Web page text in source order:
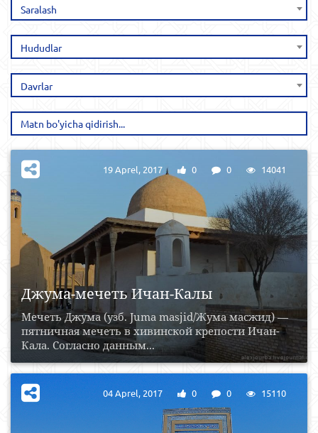
Saralash
Hududlar
Davrlar
Джума-мечеть Ичан-Калы
Мечеть Джума (узб. Juma masjid/Жума масжид) —
пятничная мечеть в хивинской крепости Ичан-
Кала. Согласно данным...
19 Aprel, 2017 0 0 14041
04 Aprel, 2017 0 0 15110